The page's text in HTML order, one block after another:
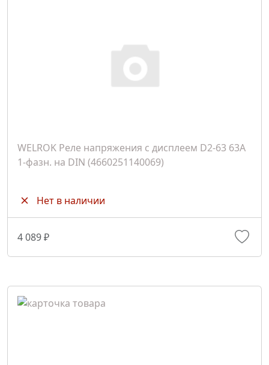
WELROK Реле напряжения с дисплеем D2-63 63A
1-фазн. на DIN (4660251140069)
Нет в наличии
4 089 ₽